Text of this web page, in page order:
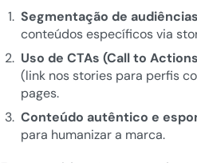
Segmentação de
conteúdos específicos via
Uso de CTAs (Call to
(link nos stories para perfis
pages.
Conteúdo autêntico e
para humanizar a marca.